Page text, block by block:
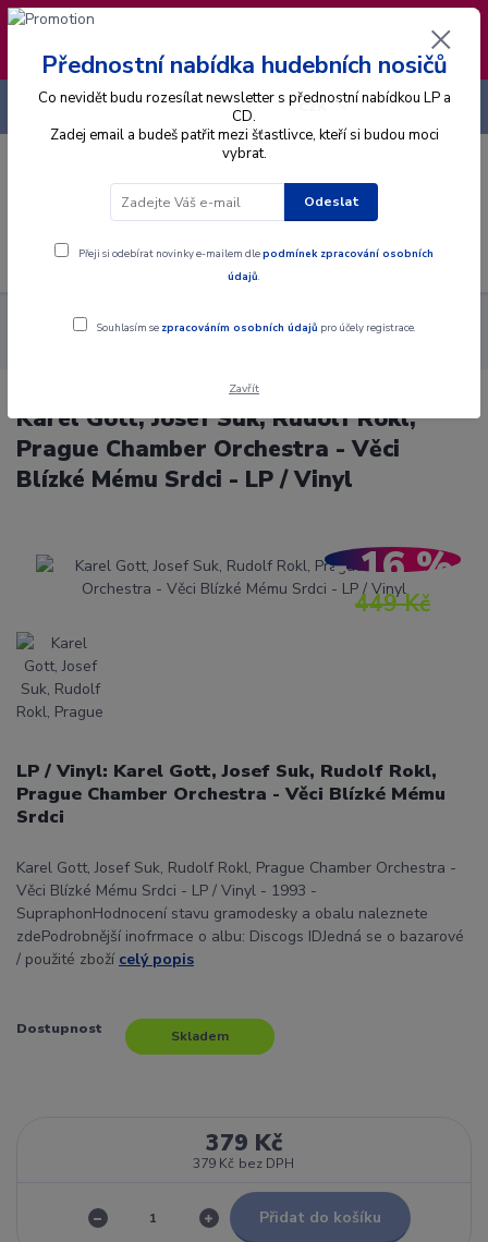
❣️ Od 4.8. do 13.8. čerpám dovolenou. Datum
expedice objednávek se posouvá na pátek
14.8.2026 🐋
Menu
CZK
+420 725 736 293
Alba Gramodesky
Karel Gott, Josef Suk, Rudolf Rokl, Prague
Karel Gott, Josef Suk, Rudolf Rokl,
Prague Chamber Orchestra - Věci
Blízké Mému Srdci - LP / Vinyl
449 Kč
- 16 %
LP / Vinyl: Karel Gott, Josef Suk, Rudolf Rokl,
Prague Chamber Orchestra - Věci Blízké Mému
Srdci
Karel Gott, Josef Suk, Rudolf Rokl, Prague Chamber Orchestra -
Věci Blízké Mému Srdci - LP / Vinyl - 1993 -
SupraphonHodnocení stavu gramodesky a obalu naleznete
zdePodrobnější inofrmace o albu: Discogs IDJedná se o bazarové
/ použité zboží celý popis
Dostupnost Skladem
379 Kč
379 Kč bez DPH
Přidat do košíku
Přednostní nabídka hudebních nosičů
Co nevidět budu rozesílat newsletter s přednostní nabídkou LP a
CD.
Zadej email a budeš patřit mezi šťastlivce, kteří si budou moci
vybrat.
Odeslat
Přeji si odebírat novinky e-mailem dlepodmínek zpracování osobních
údajů.
Souhlasím se zpracováním osobních údajů pro účely registrace.
Zavřít